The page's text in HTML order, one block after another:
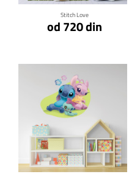
Stitch Love
od 720 din
Klikni za detalje